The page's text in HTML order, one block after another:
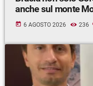
today 6 AGOSTO 2026 236